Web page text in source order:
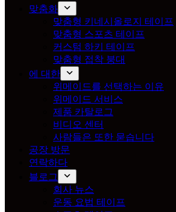
맞춤화
맞춤형 키네시올로지 테이프
맞춤형 스포츠 테이프
커스텀 하키 테이프
맞춤형 접착 붕대
에 대한
위메이드를 선택하는 이유
위메이드 서비스
제품 카탈로그
비디오 센터
사람들은 또한 묻습니다
공장 방문
연락하다
블로그
회사 뉴스
운동 요법 테이프